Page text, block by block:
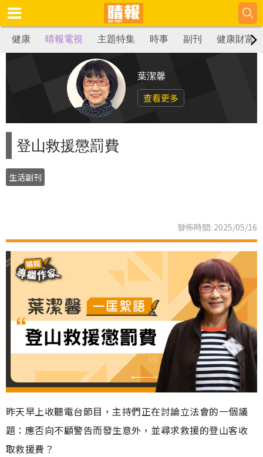
健康 晴報電視 主題特集 時事 副刊 健康財富
葉潔馨
查看更多
登山救援懲罰費
生活副刊
發佈時間: 2025/05/16
昨天早上收聽電台節目，主持們正在討論立法會的一個議
題：應否向不顧警告而發生意外，並尋求救援的登山客收
取救援費？